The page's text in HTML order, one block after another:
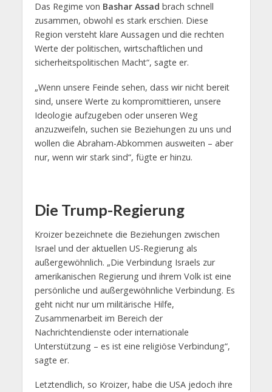
Das Regime von Bashar Assad brach schnell
zusammen, obwohl es stark erschien. Diese
Region versteht klare Aussagen und die rechten
Werte der politischen, wirtschaftlichen und
sicherheitspolitischen Macht“, sagte er.
„Wenn unsere Feinde sehen, dass wir nicht bereit
sind, unsere Werte zu kompromittieren, unsere
Ideologie aufzugeben oder unseren Weg
anzuzweifeln, suchen sie Beziehungen zu uns und
wollen die Abraham-Abkommen ausweiten – aber
nur, wenn wir stark sind“, fügte er hinzu.
Die Trump-Regierung
Kroizer bezeichnete die Beziehungen zwischen
Israel und der aktuellen US-Regierung als
außergewöhnlich. „Die Verbindung Israels zur
amerikanischen Regierung und ihrem Volk ist eine
persönliche und außergewöhnliche Verbindung. Es
geht nicht nur um militärische Hilfe,
Zusammenarbeit im Bereich der
Nachrichtendienste oder internationale
Unterstützung – es ist eine religiöse Verbindung“,
sagte er.
Letztendlich, so Kroizer, habe die USA jedoch ihre